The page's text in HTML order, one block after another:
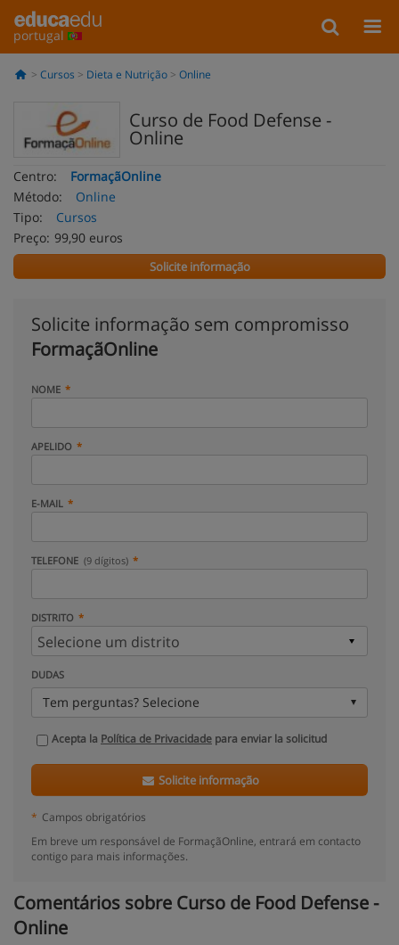
portugal
Cursos Dieta e Nutrição Online
Curso de Food Defense -
Online
Centro:
FormaçãOnline
Método:
Online
Tipo:
Cursos
Preço: 99,90 euros
Solicite informação
Solicite informação sem compromisso
FormaçãOnline
NOME
APELIDO
E-MAIL
TELEFONE (9 dígitos)
DISTRITO
DUDAS
Tem perguntas? Selecione
Acepta la Política de Privacidade para enviar la solicitud
Solicite informação
* Campos obrigatórios
Em breve um responsável de FormaçãOnline, entrará em contacto
contigo para mais informações.
Comentários sobre Curso de Food Defense -
Online